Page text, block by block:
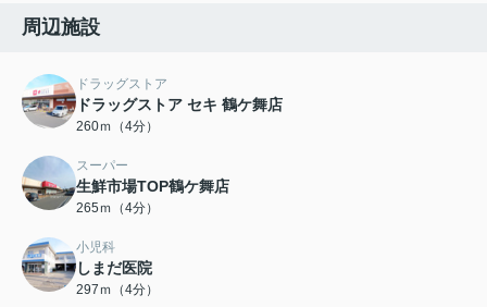
周辺施設
ドラッグストア
ドラッグストア セキ 鶴ケ舞店
260ｍ（4分）
スーパー
生鮮市場TOP鶴ケ舞店
265ｍ（4分）
小児科
しまだ医院
297ｍ（4分）